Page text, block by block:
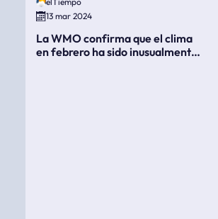
13 mar 2024
La WMO confirma que el clima
en febrero ha sido inusualmente